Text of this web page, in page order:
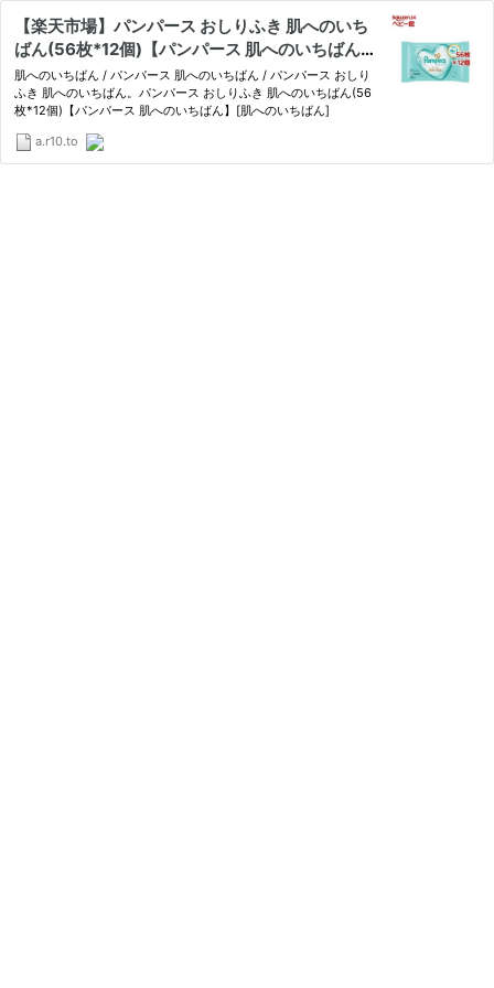
【楽天市場】パンパース おしりふき 肌へのいち
ばん(56枚*12個)【パンパース 肌へのいちばん】
[肌へのいちばん]：楽天24 ベビー館
肌へのいちばん / パンパース 肌へのいちばん / パンパース おしり
ふき 肌へのいちばん。パンパース おしりふき 肌へのいちばん(56
枚*12個)【パンパース 肌へのいちばん】[肌へのいちばん]
a.r10.to